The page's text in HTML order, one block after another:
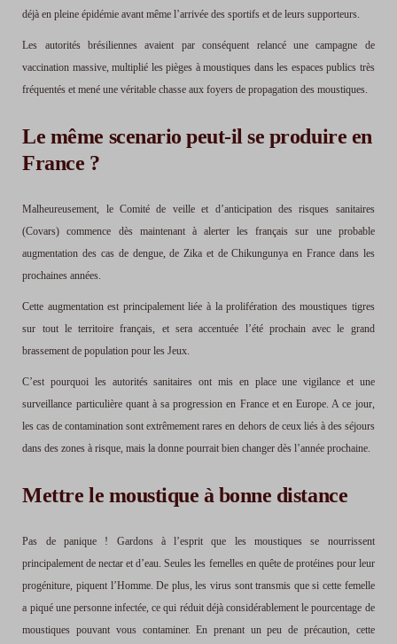
déjà en pleine épidémie avant même l’arrivée des sportifs et de leurs supporteurs.
Les autorités brésiliennes avaient par conséquent relancé une campagne de
vaccination massive, multiplié les pièges à moustiques dans les espaces publics très
fréquentés et mené une véritable chasse aux foyers de propagation des moustiques.
Le même scenario peut-il se produire en
France ?
Malheureusement, le Comité de veille et d’anticipation des risques sanitaires
(Covars) commence dès maintenant à alerter les français sur une probable
augmentation des cas de dengue, de Zika et de Chikungunya en France dans les
prochaines années.
Cette augmentation est principalement liée à la prolifération des moustiques tigres
sur tout le territoire français, et sera accentuée l’été prochain avec le grand
brassement de population pour les Jeux.
C’est pourquoi les autorités sanitaires ont mis en place une vigilance et une
surveillance particulière quant à sa progression en France et en Europe. A ce jour,
les cas de contamination sont extrêmement rares en dehors de ceux liés à des séjours
dans des zones à risque, mais la donne pourrait bien changer dès l’année prochaine.
Mettre le moustique à bonne distance
Pas de panique ! Gardons à l’esprit que les moustiques se nourrissent
principalement de nectar et d’eau. Seules les femelles en quête de protéines pour leur
progéniture, piquent l’Homme. De plus, les virus sont transmis que si cette femelle
a piqué une personne infectée, ce qui réduit déjà considérablement le pourcentage de
moustiques pouvant vous contaminer. En prenant un peu de précaution, cette